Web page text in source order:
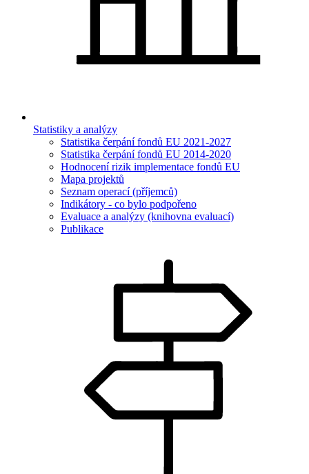
Statistiky a analýzy
Statistika čerpání fondů EU 2021-2027
Statistika čerpání fondů EU 2014-2020
Hodnocení rizik implementace fondů EU
Mapa projektů
Seznam operací (příjemců)
Indikátory - co bylo podpořeno
Evaluace a analýzy (knihovna evaluací)
Publikace